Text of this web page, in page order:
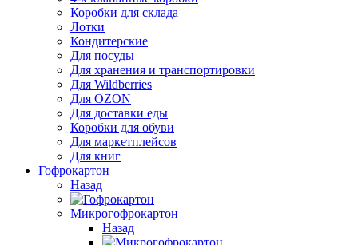
Коробки для склада
Лотки
Кондитерские
Для посуды
Для хранения и транспортировки
Для Wildberries
Для OZON
Для доставки еды
Коробки для обуви
Для маркетплейсов
Для книг
Гофрокартон
Назад
Микрогофрокартон
Назад